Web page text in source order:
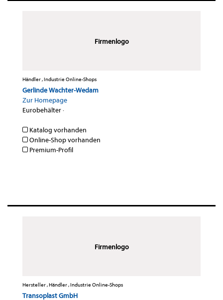
Firmenlogo
Händler , Industrie Online-Shops
Gerlinde Wachter-Wedam
Zur Homepage
Eurobehälter·
Katalog vorhanden
Online-Shop vorhanden
Premium-Profil
Firmenlogo
Hersteller , Händler , Industrie Online-Shops
Transoplast GmbH